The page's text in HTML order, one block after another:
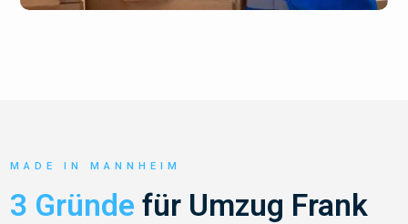
MADE IN MANNHEIM
3 Gründe für Umzug Frank